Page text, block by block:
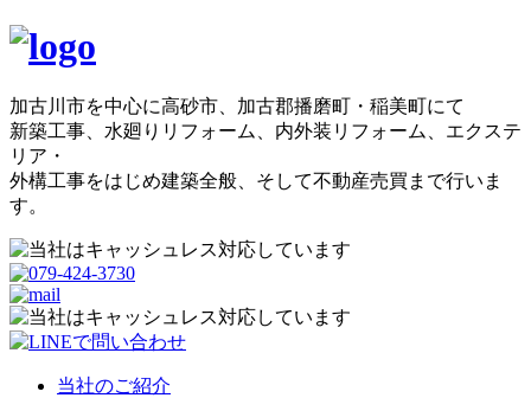
加古川市を中心に高砂市、加古郡播磨町・稲美町にて
新築工事、水廻りリフォーム、内外装リフォーム、エクステ
リア・
外構工事をはじめ建築全般、そして不動産売買まで行いま
す。
当社のご紹介